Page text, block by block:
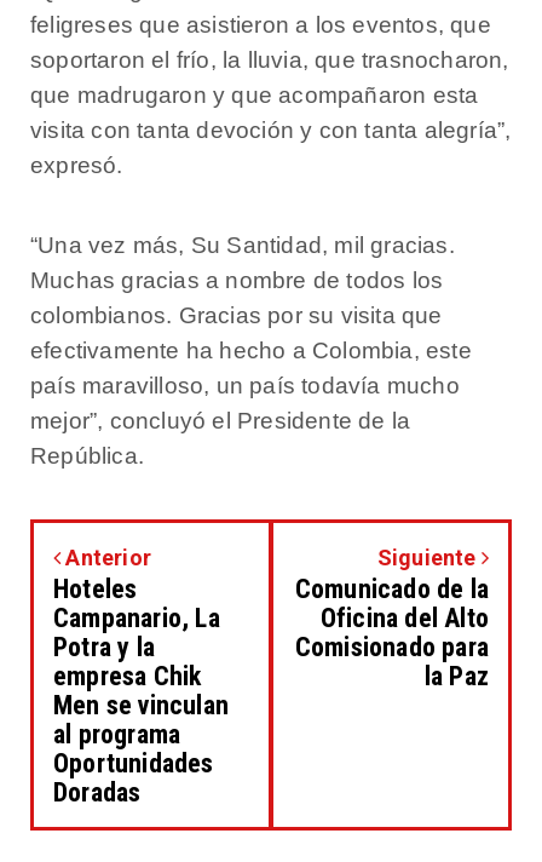
feligreses que asistieron a los eventos, que
soportaron el frío, la lluvia, que trasnocharon,
que madrugaron y que acompañaron esta
visita con tanta devoción y con tanta alegría”,
expresó.
“Una vez más, Su Santidad, mil gracias.
Muchas gracias a nombre de todos los
colombianos. Gracias por su visita que
efectivamente ha hecho a Colombia, este
país maravilloso, un país todavía mucho
mejor”, concluyó el Presidente de la
República.
Anterior
Hoteles
Campanario, La
Potra y la
empresa Chik
Men se vinculan
al programa
Oportunidades
Doradas
Siguiente
Comunicado de la
Oficina del Alto
Comisionado para
la Paz